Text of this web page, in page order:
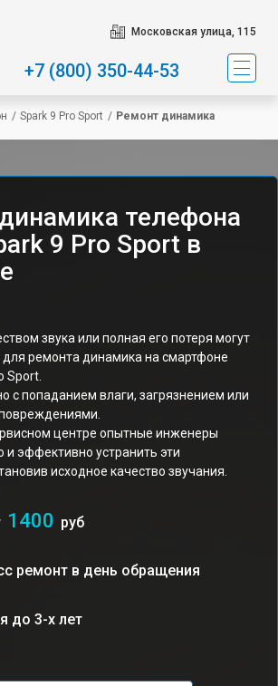
Московская улица, 115
+7 (800) 350-44-53
/ Spark 9 Pro Sport / Ремонт динамика
телефона
9 Pro Sport в
звука или полная его потеря могут
ремонта динамика на смартфоне
Sport.
с попаданием влаги, загрязнением или
центре опытные инженеры
и эффективно устранить эти
исходное качество звучания.
1400 руб
ремонт в день обращения
до 3-х лет